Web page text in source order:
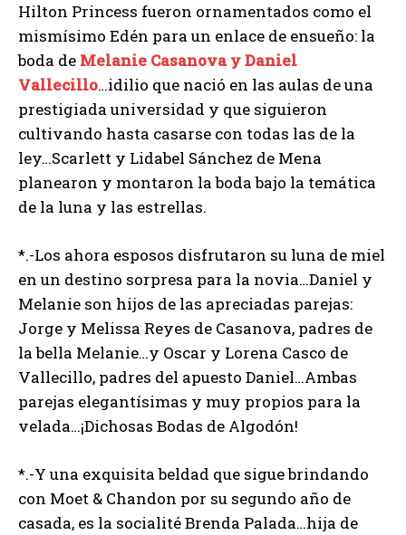
Hilton Princess fueron ornamentados como el
mismísimo Edén para un enlace de ensueño: la
boda de Melanie Casanova y Daniel
Vallecillo…idilio que nació en las aulas de una
prestigiada universidad y que siguieron
cultivando hasta casarse con todas las de la
ley…Scarlett y Lidabel Sánchez de Mena
planearon y montaron la boda bajo la temática
de la luna y las estrellas.
*.-Los ahora esposos disfrutaron su luna de miel
en un destino sorpresa para la novia…Daniel y
Melanie son hijos de las apreciadas parejas:
Jorge y Melissa Reyes de Casanova, padres de
la bella Melanie…y Oscar y Lorena Casco de
Vallecillo, padres del apuesto Daniel…Ambas
parejas elegantísimas y muy propios para la
velada…¡Dichosas Bodas de Algodón!
*.-Y una exquisita beldad que sigue brindando
con Moet & Chandon por su segundo año de
casada, es la socialité Brenda Palada…hija de